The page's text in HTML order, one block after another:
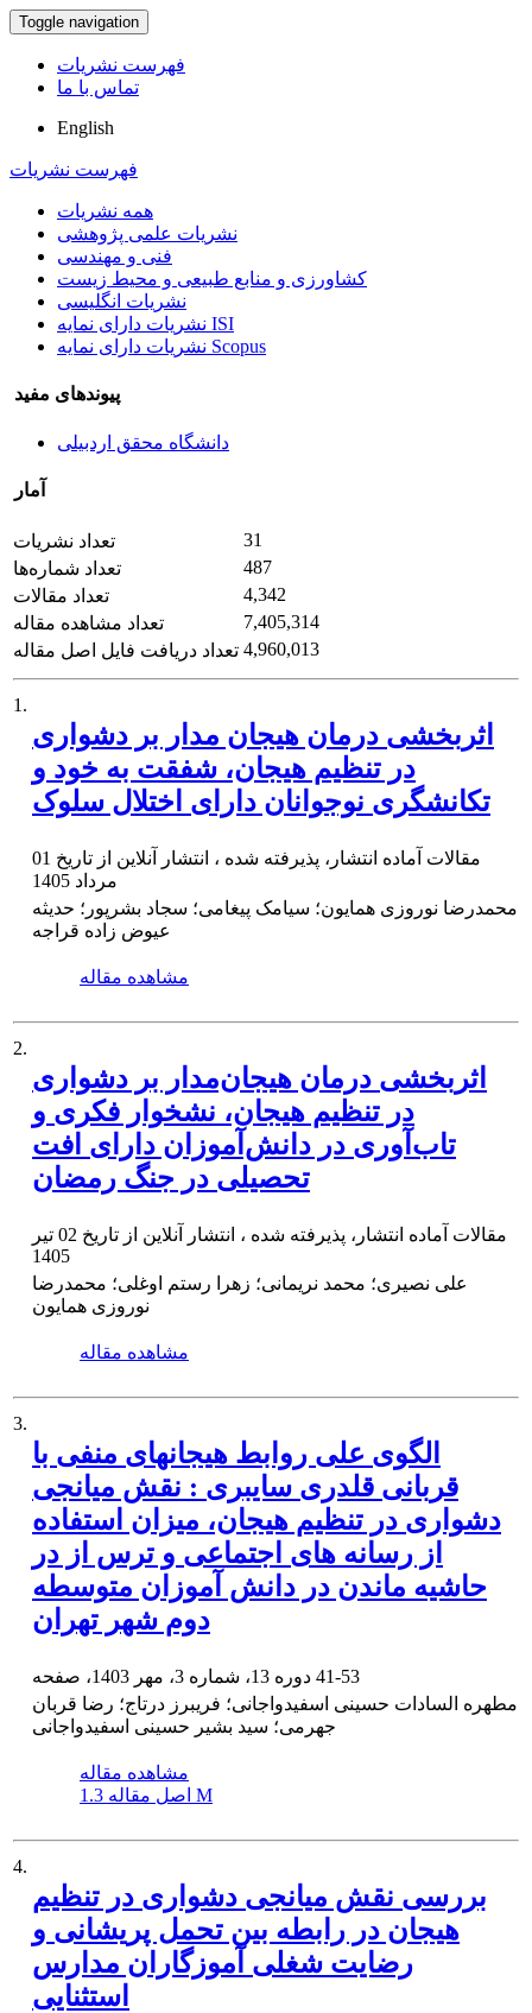
Toggle navigation
فهرست نشریات
تماس با ما
English
فهرست نشریات
همه نشریات
نشریات علمی پژوهشی
فنی و مهندسی
کشاورزی و منابع طبیعی و محیط زیست
نشریات انگلیسی
نشریات دارای نمایه ISI
نشریات دارای نمایه Scopus
پیوندهای مفید
دانشگاه محقق اردبیلی
آمار
تعداد نشریات
31
تعداد شماره‌ها
487
تعداد مقالات
4,342
تعداد مشاهده مقاله
7,405,314
تعداد دریافت فایل اصل مقاله 4,960,013
1.
اثربخشی درمان هیجان مدار بر دشواری
در تنظیم هیجان، شفقت به خود و
تکانشگری نوجوانان دارای اختلال سلوک
مقالات آماده انتشار، پذیرفته شده ، انتشار آنلاین از تاریخ 01
مرداد 1405
محمدرضا نوروزی همایون؛ سیامک پیغامی؛ سجاد بشرپور؛ حدیثه
عیوض زاده قراجه
مشاهده مقاله
2.
اثربخشی درمان هیجان‌مدار بر دشواری
در تنظیم هیجان، نشخوار فکری و
تاب‌آوری در دانش‌آموزان دارای افت
تحصیلی در جنگ رمضان
مقالات آماده انتشار، پذیرفته شده ، انتشار آنلاین از تاریخ
02 تیر
1405
علی نصیری؛ محمد نریمانی؛ زهرا رستم اوغلی؛ محمدرضا
نوروزی همایون
مشاهده مقاله
3.
الگوی علی روابط هیجانهای منفی با
قربانی قلدری سایبری : نقش میانجی
دشواری در تنظیم هیجان، میزان استفاده
از رسانه های اجتماعی و ترس از در
حاشیه ماندن در دانش آموزان متوسطه
دوم شهر تهران
41-53
مطهره السادات حسینی اسفیدواجانی؛ فریبرز درتاج؛ رضا قربان
جهرمی؛ سید بشیر حسینی اسفیدواجانی
مشاهده مقاله
اصل مقاله 1.3 M
4.
بررسی نقش میانجی دشواری در تنظیم
هیجان در رابطه بین تحمل پریشانی و
رضایت شغلی آموزگاران مدارس
استثنایی